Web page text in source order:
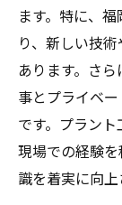
メリット
最新
事
技術
プラ
福岡
派遣
ます。特に、
り、新しい技
あります。さ
事とプライベ
です。プラン
現場での経験
識を着実に向上